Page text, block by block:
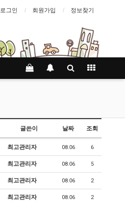
로그인 회원가입 정보찾기
글쓴이 날짜 조회
최고관리자 08.06 6
최고관리자 08.06 5
최고관리자 08.06 2
최고관리자 08.06 2